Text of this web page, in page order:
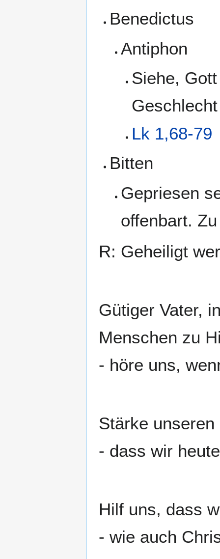
Benedictus
Antiphon
Siehe,
Lk 1,68-79
Bitten
Gepriesen
offenbart.
R: Geheiligt
Gütiger Vater,
Menschen zu
- höre uns,
Stärke unseren
- dass wir
Hilf uns, dass
- wie auch